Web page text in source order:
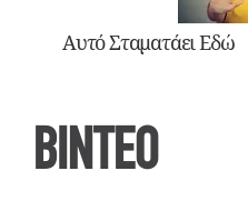
Αυτό Σταματάει Εδώ
ΒΙΝΤΕΟ